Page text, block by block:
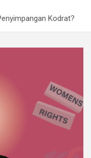
Kodrat?